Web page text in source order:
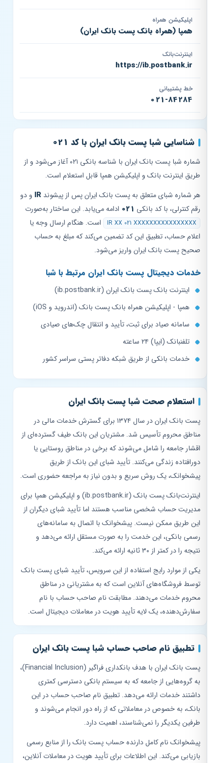
اپلیکیشن همراه
همپا (همراه بانک پست بانک ایران)
اینترنت‌بانک
https://ib.postbank.ir
خط پشتیبانی
021-84284
شناسایی شبا پست بانک ایران با کد 021
شماره شبا پست بانک ایران با شناسه بانکی ۰۲۱ آغاز می‌شود و از
طریق اینترنت بانک و اپلیکیشن همپا قابل استعلام است.
هر شماره شبای متعلق به پست بانک ایران پس از پیشوندIRو دو
رقم کنترلی، با کد بانکی021 ادامه می‌یابد. این ساختار به‌صورت
IR XX 021 XXXXXXXXXXXXXXXX است. هنگام ارسال وجه یا
اعلام حساب، تطبیق این کد تضمین می‌کند که مبلغ به حساب
صحیح پست بانک ایران واریز می‌شود.
خدمات دیجیتال پست بانک ایران مرتبط با شبا
اینترنت بانک پست بانک ایران (ib.postbank.ir)
همپا - اپلیکیشن همراه بانک پست بانک (اندروید و iOS)
سامانه صیاد برای ثبت، تأیید و انتقال چک‌های صیادی
تلفنبانک (ایپا) ۲۴ ساعته
خدمات بانکی از طریق شبکه دفاتر پستی سراسر کشور
استعلام صحت شبا پست بانک ایران
پست بانک ایران در سال ۱۳۷۴ برای گسترش خدمات مالی در
مناطق محروم تأسیس شد. مشتریان این بانک طیف گسترده‌ای از
اقشار جامعه را شامل می‌شوند که برخی در مناطق روستایی یا
دورافتاده زندگی می‌کنند. تأیید شبای این بانک از طریق
پیشخوانک، یک روش سریع و بدون نیاز به مراجعه حضوری است.
اینترنت‌بانک پست بانک (ib.postbank.ir) و اپلیکیشن همپا برای
مدیریت حساب شخصی مناسب هستند اما تأیید شبای دیگران از
این طریق ممکن نیست. پیشخوانک با اتصال به سامانه‌های
رسمی بانکی، این خدمت را به صورت مستقل ارائه می‌دهد و
نتیجه را در کمتر از ۳۰ ثانیه ارائه می‌کند.
یکی از موارد رایج استفاده از این سرویس، تأیید شبای پست بانک
توسط فروشگاه‌های آنلاین است که به مشتریانی در مناطق
محروم خدمات می‌دهند. مطابقت نام صاحب حساب با نام
سفارش‌دهنده، یک لایه تأیید هویت در معاملات دیجیتال است.
تطبیق نام صاحب حساب شبا پست بانک ایران
پست بانک ایران با هدف بانکداری فراگیر (Financial Inclusion)،
به گروه‌هایی از جامعه که به سیستم بانکی دسترسی کمتری
داشتند خدمات ارائه می‌دهد. تطبیق نام صاحب حساب در این
بانک، به خصوص در معاملاتی که از راه دور انجام می‌شوند و
طرفین یکدیگر را نمی‌شناسند، اهمیت دارد.
پیشخوانک نام کامل دارنده حساب پست بانک را از منابع رسمی
بازیابی می‌کند. این اطلاعات برای تأیید هویت در معاملات آنلاین،